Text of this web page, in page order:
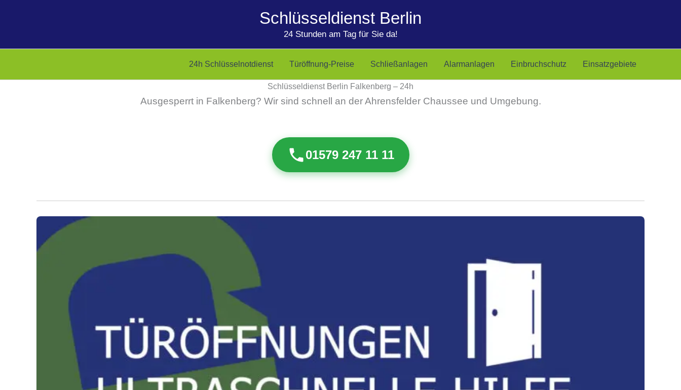
Schlüsseldienst Berlin
24 Stunden am Tag für Sie da!
24h Schlüsselnotdienst Türöffnung-Preise Schließanlagen Alarmanlagen Einbruchschutz Einsatzgebiete
Schlüsseldienst Berlin Falkenberg – 24h
Ausgesperrt in Falkenberg? Wir sind schnell an der Ahrensfelder Chaussee und Umgebung.
01579 247 11 11